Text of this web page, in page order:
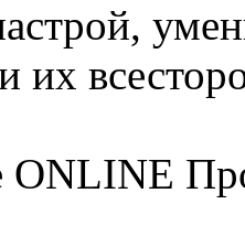
их
ONLINE